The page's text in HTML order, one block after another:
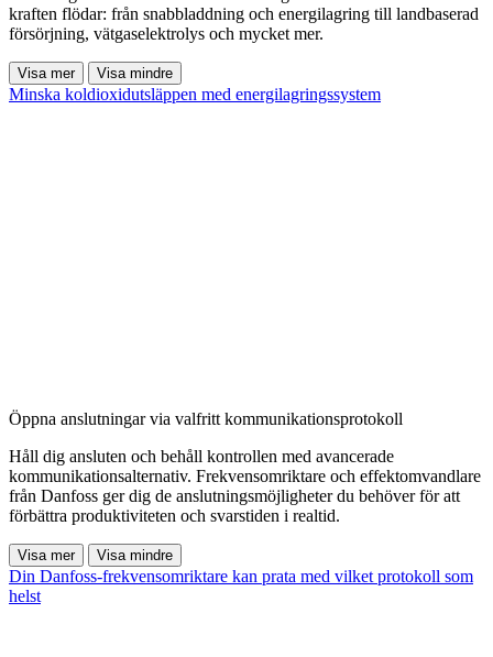
kraften flödar: från snabbladdning och energilagring till landbaserad
försörjning, vätgaselektrolys och mycket mer.
Visa mer Visa mindre
Minska koldioxidutsläppen med energilagringssystem
Öppna anslutningar via valfritt kommunikationsprotokoll
Håll dig ansluten och behåll kontrollen med avancerade
kommunikationsalternativ. Frekvensomriktare och effektomvandlare
från Danfoss ger dig de anslutningsmöjligheter du behöver för att
förbättra produktiviteten och svarstiden i realtid.
Visa mer Visa mindre
Din Danfoss-frekvensomriktare kan prata med vilket protokoll som
helst